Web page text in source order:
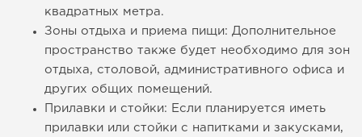
квадратных метра.
Зоны отдыха и приема пищи: Дополнительное
пространство также будет необходимо для зон
отдыха, столовой, административного офиса и
других общих помещений.
Прилавки и стойки: Если планируется иметь
прилавки или стойки с напитками и закусками,